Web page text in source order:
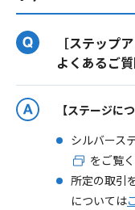
［ステップ
よくあるご
【ステージに
シルバース
をご覧
所定の取引
については